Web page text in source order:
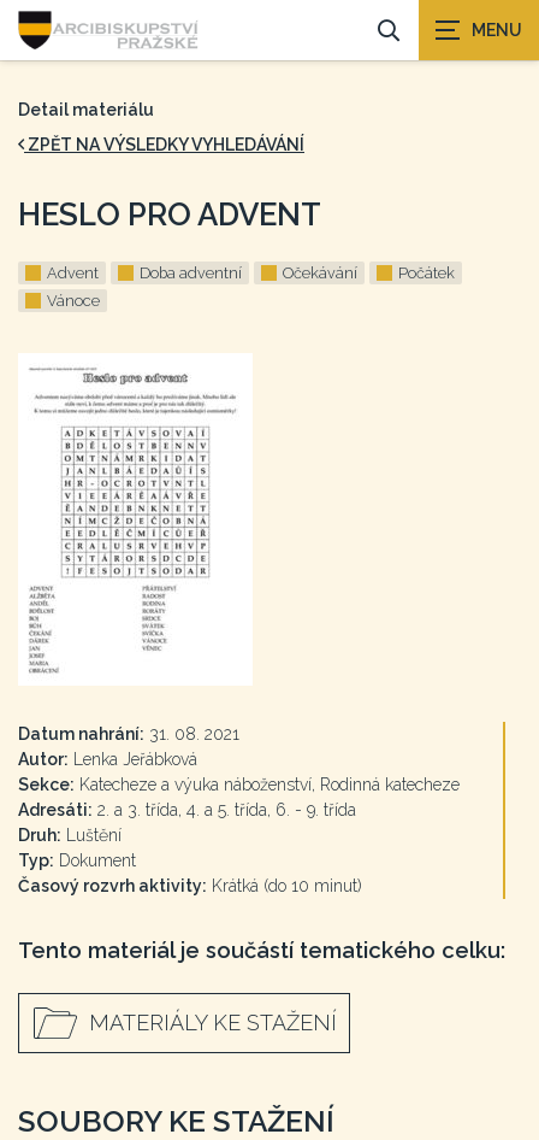
Detail materiálu
ZPĚT NA VÝSLEDKY VYHLEDÁVÁNÍ
HESLO PRO ADVENT
Advent Doba adventní Očekávání
Počátek
Vánoce
Datum nahrání: 31. 08. 2021
Autor: Lenka Jeřábková
Sekce: Katecheze a výuka náboženství, Rodinná katecheze
Adresáti: 2. a 3. třída, 4. a 5. třída, 6. - 9. třída
Druh: Luštění
Typ: Dokument
Časový rozvrh aktivity: Krátká (do 10 minut)
Tento materiál je součástí tematického celku:
MATERIÁLY KE STAŽENÍ
SOUBORY KE STAŽENÍ